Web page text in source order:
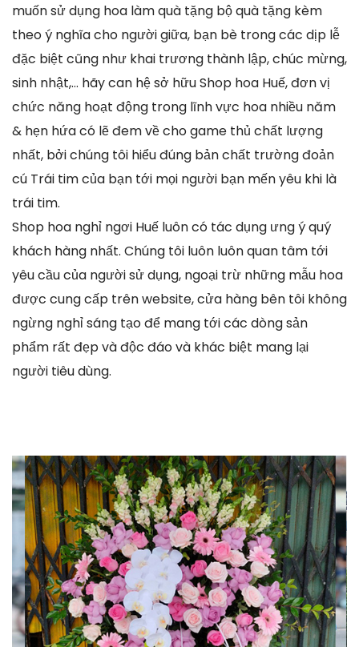
muốn sử dụng hoa làm quà tặng bộ quà tặng kèm
theo ý nghĩa cho người giữa, bạn bè trong các dịp lễ
đặc biệt cũng như khai trương thành lập, chúc mừng,
sinh nhật,… hãy can hệ sở hữu Shop hoa Huế, đơn vị
chức năng hoạt động trong lĩnh vực hoa nhiều năm
& hẹn hứa có lẽ đem về cho game thủ chất lượng
nhất, bởi chúng tôi hiểu đúng bản chất trường đoản
cú Trái tim của bạn tới mọi người bạn mến yêu khi là
trái tim.
Shop hoa nghỉ ngơi Huế luôn có tác dụng ưng ý quý
khách hàng nhất. Chúng tôi luôn luôn quan tâm tới
yêu cầu của người sử dụng, ngoại trừ những mẫu hoa
được cung cấp trên website, cửa hàng bên tôi không
ngừng nghỉ sáng tạo để mang tới các dòng sản
phẩm rất đẹp và độc đáo và khác biệt mang lại
người tiêu dùng.